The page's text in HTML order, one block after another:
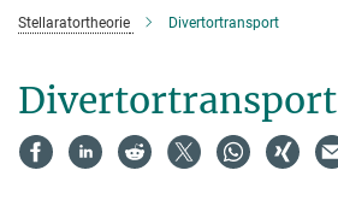
Stellaratortheorie Divertortransport
Divertortransport